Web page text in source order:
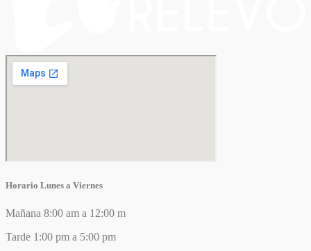
Horario Lunes a Viernes
Mañana 8:00 am a 12:00 m
Tarde 1:00 pm a 5:00 pm